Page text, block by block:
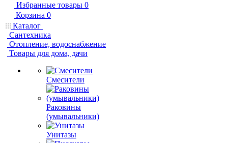
Избранные товары 0
Корзина 0
Каталог
Сантехника
Отопление, водоснабжение
Товары для дома, дачи
Смесители
Раковины
(умывальники)
Унитазы